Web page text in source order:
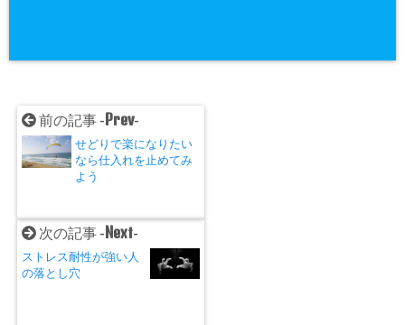
前の記事 -Prev-
せどりで楽になりたい
なら仕入れを止めてみ
よう
次の記事 -Next-
ストレス耐性が強い人
の落とし穴